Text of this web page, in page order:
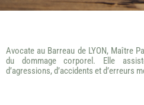
Avocate au Barreau de LYON, Maître
du dommage corporel. Elle
d’agressions, d’accidents et d’erreurs